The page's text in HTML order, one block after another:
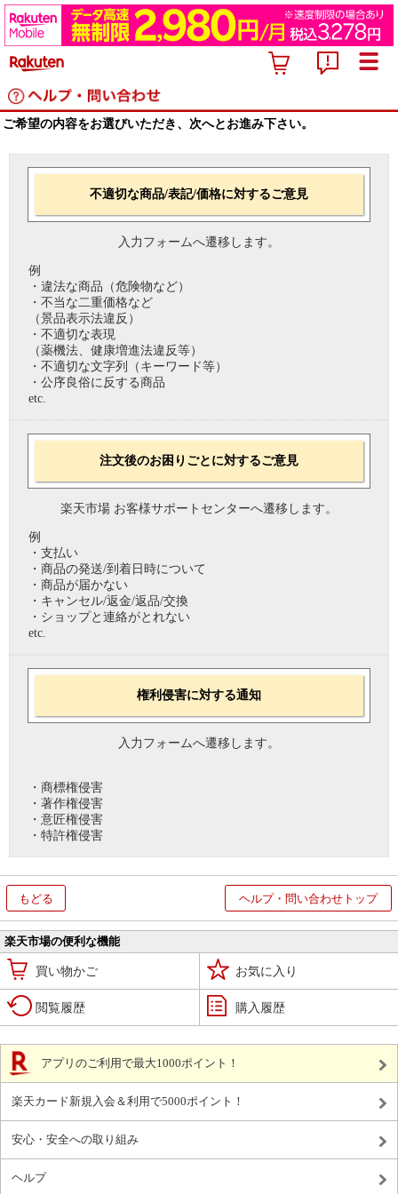
ご希望の内容をお選びいただき、次へとお進み下さい。
不適切な商品/表記/価格に対するご意見
入力フォームへ遷移します。
例
・違法な商品（危険物など）
・不当な二重価格など
（景品表示法違反）
・不適切な表現
（薬機法、健康増進法違反等）
・不適切な文字列（キーワード等）
・公序良俗に反する商品
etc.
注文後のお困りごとに対するご意見
楽天市場 お客様サポートセンターへ遷移します。
例
・支払い
・商品の発送/到着日時について
・商品が届かない
・キャンセル/返金/返品/交換
・ショップと連絡がとれない
etc.
権利侵害に対する通知
入力フォームへ遷移します。
・商標権侵害
・著作権侵害
・意匠権侵害
・特許権侵害
もどる ヘルプ・問い合わせトップ
楽天市場の便利な機能
買い物かご お気に入り
閲覧履歴 購入履歴
アプリのご利用で最大1000ポイント！
楽天カード新規入会＆利用で5000ポイント！
安心・安全への取り組み
ヘルプ